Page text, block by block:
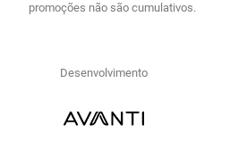
promoções não são cumulativos.
Desenvolvimento